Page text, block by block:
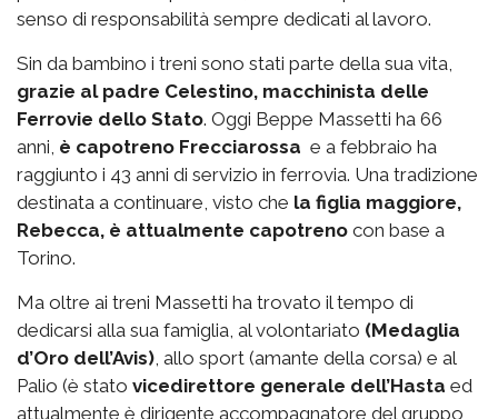
senso di responsabilità sempre dedicati al lavoro.
Sin da bambino i treni sono stati parte della sua vita,
grazie al padre Celestino, macchinista delle
Ferrovie dello Stato. Oggi Beppe Massetti ha 66
anni, è capotreno Frecciarossa e a febbraio ha
raggiunto i 43 anni di servizio in ferrovia. Una tradizione
destinata a continuare, visto che la figlia maggiore,
Rebecca, è attualmente capotreno con base a
Torino.
Ma oltre ai treni Massetti ha trovato il tempo di
dedicarsi alla sua famiglia, al volontariato (Medaglia
d’Oro dell’Avis) , allo sport (amante della corsa) e al
Palio (è stato vicedirettore generale dell’Hasta ed
attualmente è dirigente accompagnatore del gruppo